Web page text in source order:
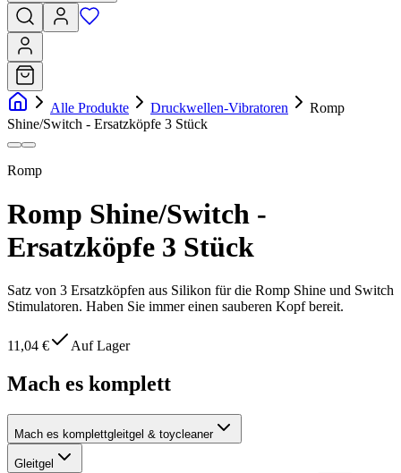
Alle Produkte Druckwellen-Vibratoren
Romp
Shine/Switch - Ersatzköpfe 3 Stück
Romp
Romp Shine/Switch -
Ersatzköpfe 3 Stück
Satz von 3 Ersatzköpfen aus Silikon für die Romp Shine und Switch
Stimulatoren. Haben Sie immer einen sauberen Kopf bereit.
11,04 € Auf Lager
Mach es komplett
Mach es komplettgleitgel & toycleaner
Gleitgel